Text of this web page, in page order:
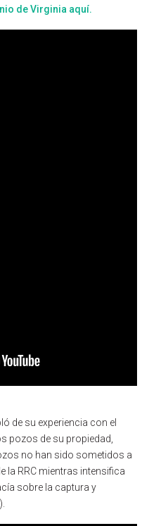
deVirginia aquí.
de su experiencia con el
pozos de su propiedad,
no han sido sometidos a
la RRC mientras intensifica
sobre la captura y